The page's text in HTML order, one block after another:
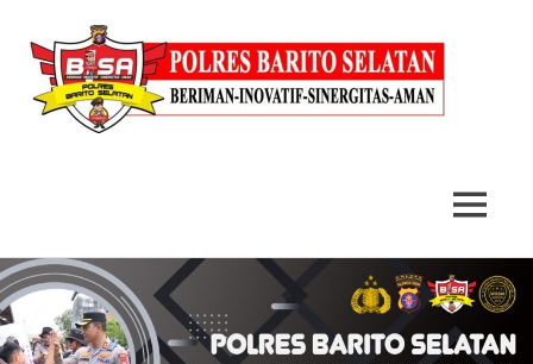
Skip
to
content
MENU